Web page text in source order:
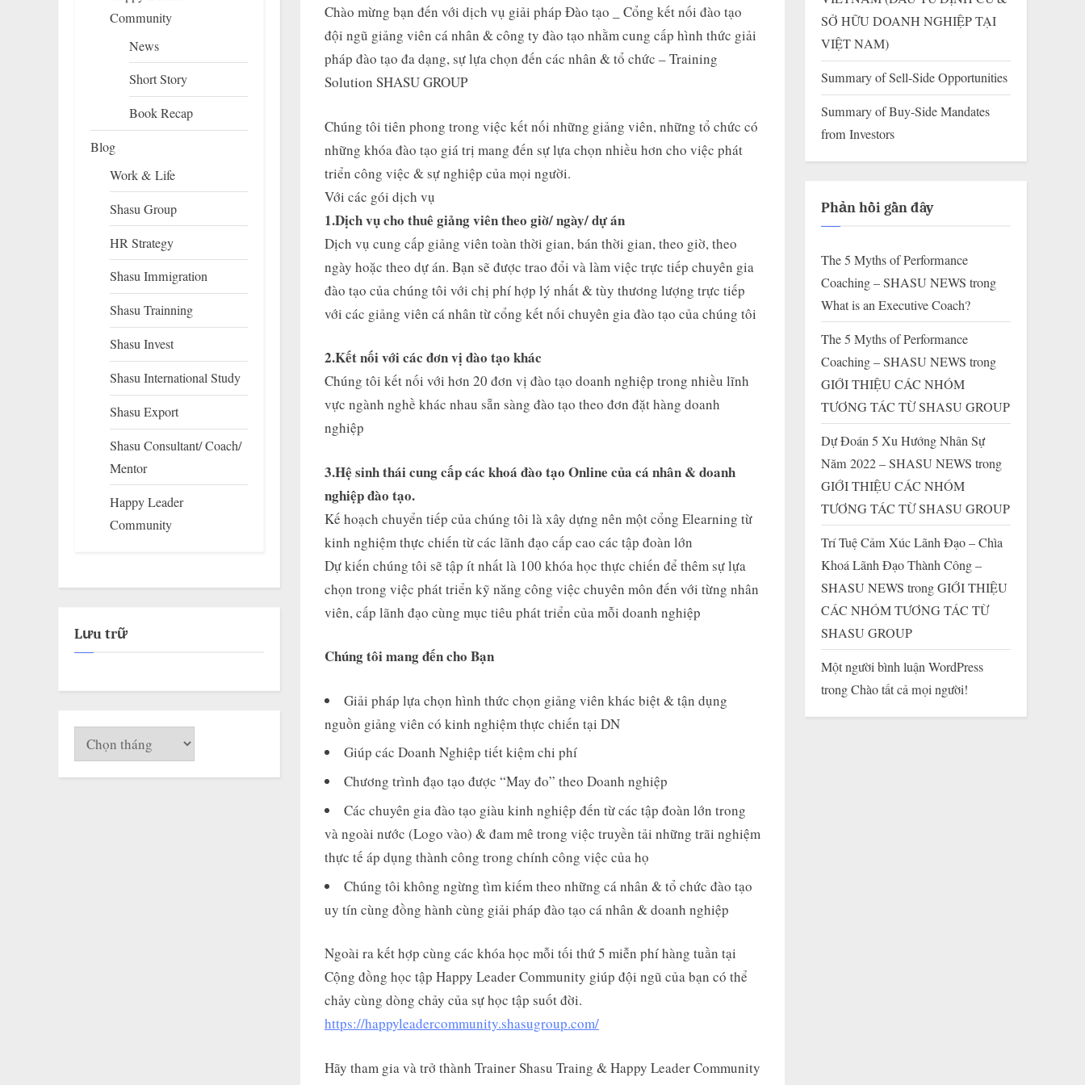
Chào mừng bạn đến với dịch vụ giải pháp Đào tạo _ Cổng kết nối đào tạo
đội ngũ giảng viên cá nhân & công ty đào tạo nhằm cung cấp hình thức giải
pháp đào tạo đa dạng, sự lựa chọn đến các nhân & tổ chức – Training
Solution SHASU GROUP
Chúng tôi tiên phong trong việc kết nối những giảng viên, những tổ chức có
những khóa đào tạo giá trị mang đến sự lựa chọn nhiều hơn cho việc phát
triển công việc & sự nghiệp của mọi người.
Với các gói dịch vụ
1.Dịch vụ cho thuê giảng viên theo giờ/ ngày/ dự án
Dịch vụ cung cấp giảng viên toàn thời gian, bán thời gian, theo giờ, theo
ngày hoặc theo dự án. Bạn sẽ được trao đổi và làm việc trực tiếp chuyên gia
đào tạo của chúng tôi với chị phí hợp lý nhất & tùy thương lượng trực tiếp
với các giảng viên cá nhân từ cổng kết nối chuyên gia đào tạo của chúng tôi
2.Kết nối với các đơn vị đào tạo khác
Chúng tôi kết nối với hơn 20 đơn vị đào tạo doanh nghiệp trong nhiều lĩnh
vực ngành nghề khác nhau sẵn sàng đào tạo theo đơn đặt hàng doanh
nghiệp
3.Hệ sinh thái cung cấp các khoá đào tạo Online của cá nhân & doanh
nghiệp đào tạo.
Kế hoạch chuyển tiếp của chúng tôi là xây dựng nên một cổng Elearning từ
kinh nghiệm thực chiến từ các lãnh đạo cấp cao các tập đoàn lớn
Dự kiến chúng tôi sẽ tập ít nhất là 100 khóa học thực chiến để thêm sự lựa
chọn trong việc phát triển kỹ năng công việc chuyên môn đến với từng nhân
viên, cấp lãnh đạo cùng mục tiêu phát triển của mỗi doanh nghiệp
Chúng tôi mang đến cho Bạn
Giải pháp lựa chọn hình thức chọn giảng viên khác biệt & tận dụng
nguồn giảng viên có kinh nghiệm thực chiến tại DN
Giúp các Doanh Nghiệp tiết kiệm chi phí
Chương trình đạo tạo được “May đo” theo Doanh nghiệp
Các chuyên gia đào tạo giàu kinh nghiệp đến từ các tập đoàn lớn trong
và ngoài nước (Logo vào) & đam mê trong việc truyền tải những trãi nghiệm
thực tế áp dụng thành công trong chính công việc của họ
Chúng tôi không ngừng tìm kiếm theo những cá nhân & tổ chức đào tạo
uy tín cùng đồng hành cùng giải pháp đào tạo cá nhân & doanh nghiệp
Ngoài ra kết hợp cùng các khóa học mỗi tối thứ 5 miễn phí hàng tuần tại
Cộng đồng học tập Happy Leader Community giúp đội ngũ của bạn có thể
chảy cùng dòng chảy của sự học tập suốt đời.
https://happyleadercommunity.shasugroup.com/
Hãy tham gia và trở thành Trainer Shasu Traing & Happy Leader Community
Community
News
Short Story
Book Recap
Blog
Work & Life
Shasu Group
HR Strategy
Shasu Immigration
Shasu Trainning
Shasu Invest
Shasu International Study
Shasu Export
Shasu Consultant/ Coach/
Mentor
Happy Leader
Community
Lưu trữ
Lưu
trữ
SỞ HỮU DOANH NGHIỆP TẠI
VIỆT NAM)
Summary of Sell-Side Opportunities
Summary of Buy-Side Mandates
from Investors
Phản hồi gần đây
The 5 Myths of Performance
Coaching – SHASU NEWS trong
What is an Executive Coach?
The 5 Myths of Performance
Coaching – SHASU NEWS trong
GIỚI THIỆU CÁC NHÓM
TƯƠNG TÁC TỪ SHASU GROUP
Dự Đoán 5 Xu Hướng Nhân Sự
Năm 2022 – SHASU NEWS trong
GIỚI THIỆU CÁC NHÓM
TƯƠNG TÁC TỪ SHASU GROUP
Trí Tuệ Cảm Xúc Lãnh Đạo – Chìa
Khoá Lãnh Đạo Thành Công –
SHASU NEWS trongGIỚI THIỆU
CÁC NHÓM TƯƠNG TÁC TỪ
SHASU GROUP
Một người bình luận WordPress
trongChào tất cả mọi người!